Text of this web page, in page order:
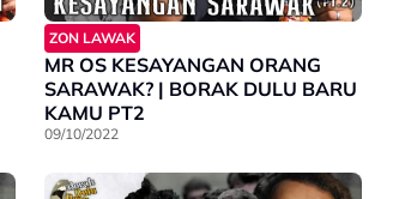
ZON LAWAK
MR OS KESAYANGAN ORANG
SARAWAK? | BORAK DULU BARU
KAMU PT2
09/10/2022